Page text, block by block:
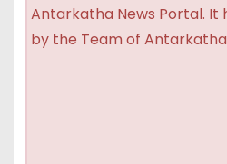
Antarkatha News Portal. It
by the Team of